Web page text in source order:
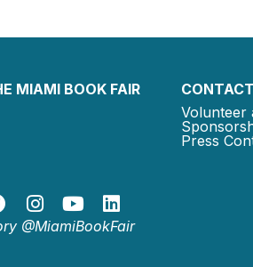
MIAMI BOOK FAIR
@MiamiBookFair
Volunteer
Press